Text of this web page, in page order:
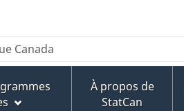
À propos de
StatCan